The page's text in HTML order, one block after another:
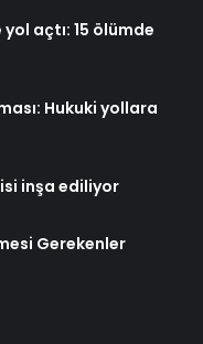
açtı: 15 ölümde
Hukuki yollara
inşa ediliyor
Gerekenler